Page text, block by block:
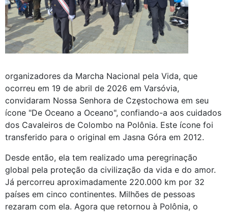
organizadores da Marcha Nacional pela Vida, que
ocorreu em 19 de abril de 2026 em Varsóvia,
convidaram Nossa Senhora de Częstochowa em seu
ícone "De Oceano a Oceano", confiando-a aos cuidados
dos Cavaleiros de Colombo na Polônia. Este ícone foi
transferido para o original em Jasna Góra em 2012.
Desde então, ela tem realizado uma peregrinação
global pela proteção da civilização da vida e do amor.
Já percorreu aproximadamente 220.000 km por 32
países em cinco continentes. Milhões de pessoas
rezaram com ela. Agora que retornou à Polônia, o